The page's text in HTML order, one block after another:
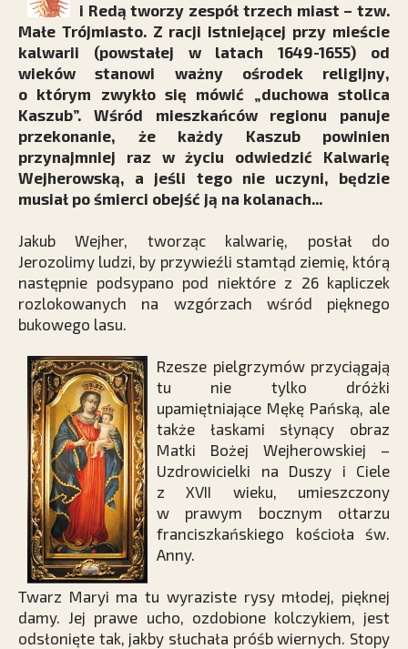
i Redą tworzy zespół trzech miast – tzw.
Małe Trójmiasto. Z racji istniejącej przy mieście
kalwarii (powstałej w latach 1649-1655) od
wieków stanowi ważny ośrodek religijny,
o którym zwykło się mówić „duchowa stolica
Kaszub”. Wśród mieszkańców regionu panuje
przekonanie, że każdy Kaszub powinien
przynajmniej raz w życiu odwiedzić Kalwarię
Wejherowską, a jeśli tego nie uczyni, będzie
musiał po śmierci obejść ją na kolanach...
Jakub Wejher, tworząc kalwarię, posłał do
Jerozolimy ludzi, by przywieźli stamtąd ziemię, którą
następnie podsypano pod niektóre z 26 kapliczek
rozlokowanych na wzgórzach wśród pięknego
bukowego lasu.
Rzesze pielgrzymów przyciągają
tu nie tylko dróżki
upamiętniające Mękę Pańską, ale
także łaskami słynący obraz
Matki Bożej Wejherowskiej –
Uzdrowicielki na Duszy i Ciele
z XVII wieku, umieszczony
w prawym bocznym ołtarzu
franciszkańskiego kościoła św.
Anny.
Twarz Maryi ma tu wyraziste rysy młodej, pięknej
damy. Jej prawe ucho, ozdobione kolczykiem, jest
odsłonięte tak, jakby słuchała próśb wiernych. Stopy